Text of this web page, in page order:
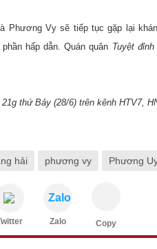
Phương Vy sẽ tiếp tục gặp lại
hấp dẫn. Quán quân Tuyệt
thứ Bảy (28/6) trên kênh HTV7,
hải phương vy Phương
Zalo
Zalo Copy